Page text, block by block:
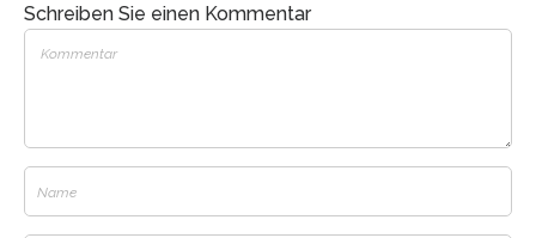
Schreiben Sie einen Kommentar